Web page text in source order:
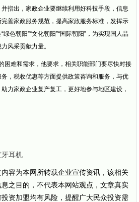
指出，家政企业要继续利用好科技手段，信息
善家政服务规范，提高家政服务标准，发挥示
色朝阳”“文化朝阳”“国际朝阳”，为实现国人品
风采贡献力量。
难和需求，他要求，相关职能部门要尽快对接
，税收优惠等方面提供政策咨询和服务，与优
力家政企业复产复工，更好地参与地区建设，
耳机
内容为本网所转载企业宣传资讯，该相关
之目的，不代表本网站观点，文章真实
资加盟均有风险，提醒广大民众投资需